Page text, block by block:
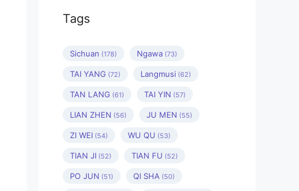
Tags
Sichuan (178) Ngawa (73)
TAI YANG (72) Langmusi (62)
TAN LANG (61) TAI YIN (57)
LIAN ZHEN (56) JU MEN (55)
ZI WEI (54) WU QU (53)
TIAN JI (52) TIAN FU (52)
PO JUN (51) QI SHA (50)